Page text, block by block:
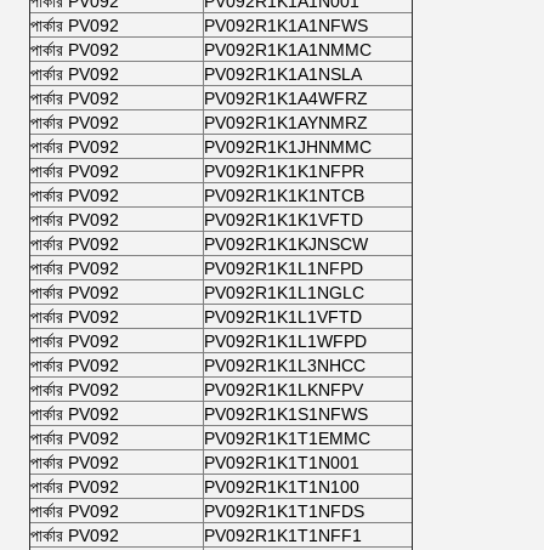
পার্কার PV092
PV092R1K1A1NFWS
পার্কার PV092
PV092R1K1A1NMMC
পার্কার PV092
PV092R1K1A1NSLA
পার্কার PV092
PV092R1K1A4WFRZ
পার্কার PV092
PV092R1K1AYNMRZ
পার্কার PV092
PV092R1K1JHNMMC
পার্কার PV092
PV092R1K1K1NFPR
পার্কার PV092
PV092R1K1K1NTCB
পার্কার PV092
PV092R1K1K1VFTD
পার্কার PV092
PV092R1K1KJNSCW
পার্কার PV092
PV092R1K1L1NFPD
পার্কার PV092
PV092R1K1L1NGLC
পার্কার PV092
PV092R1K1L1VFTD
পার্কার PV092
PV092R1K1L1WFPD
পার্কার PV092
PV092R1K1L3NHCC
পার্কার PV092
PV092R1K1LKNFPV
পার্কার PV092
PV092R1K1S1NFWS
পার্কার PV092
PV092R1K1T1EMMC
পার্কার PV092
PV092R1K1T1N001
পার্কার PV092
PV092R1K1T1N100
পার্কার PV092
PV092R1K1T1NFDS
পার্কার PV092
PV092R1K1T1NFF1